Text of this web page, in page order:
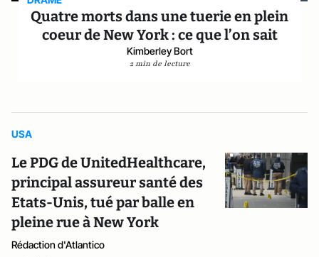
Quatre morts dans une tuerie en plein
coeur de New York : ce que l’on sait
Kimberley Bort
2 min de lecture
USA
Le PDG de UnitedHealthcare,
principal assureur santé des
Etats-Unis, tué par balle en
pleine rue à New York
Rédaction d'Atlantico